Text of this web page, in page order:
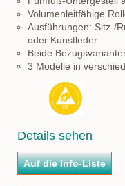
Volumenleitfähige
Ausführungen: Sitz-/
oder Kunstleder
Beide
3 Modelle in
Details sehen